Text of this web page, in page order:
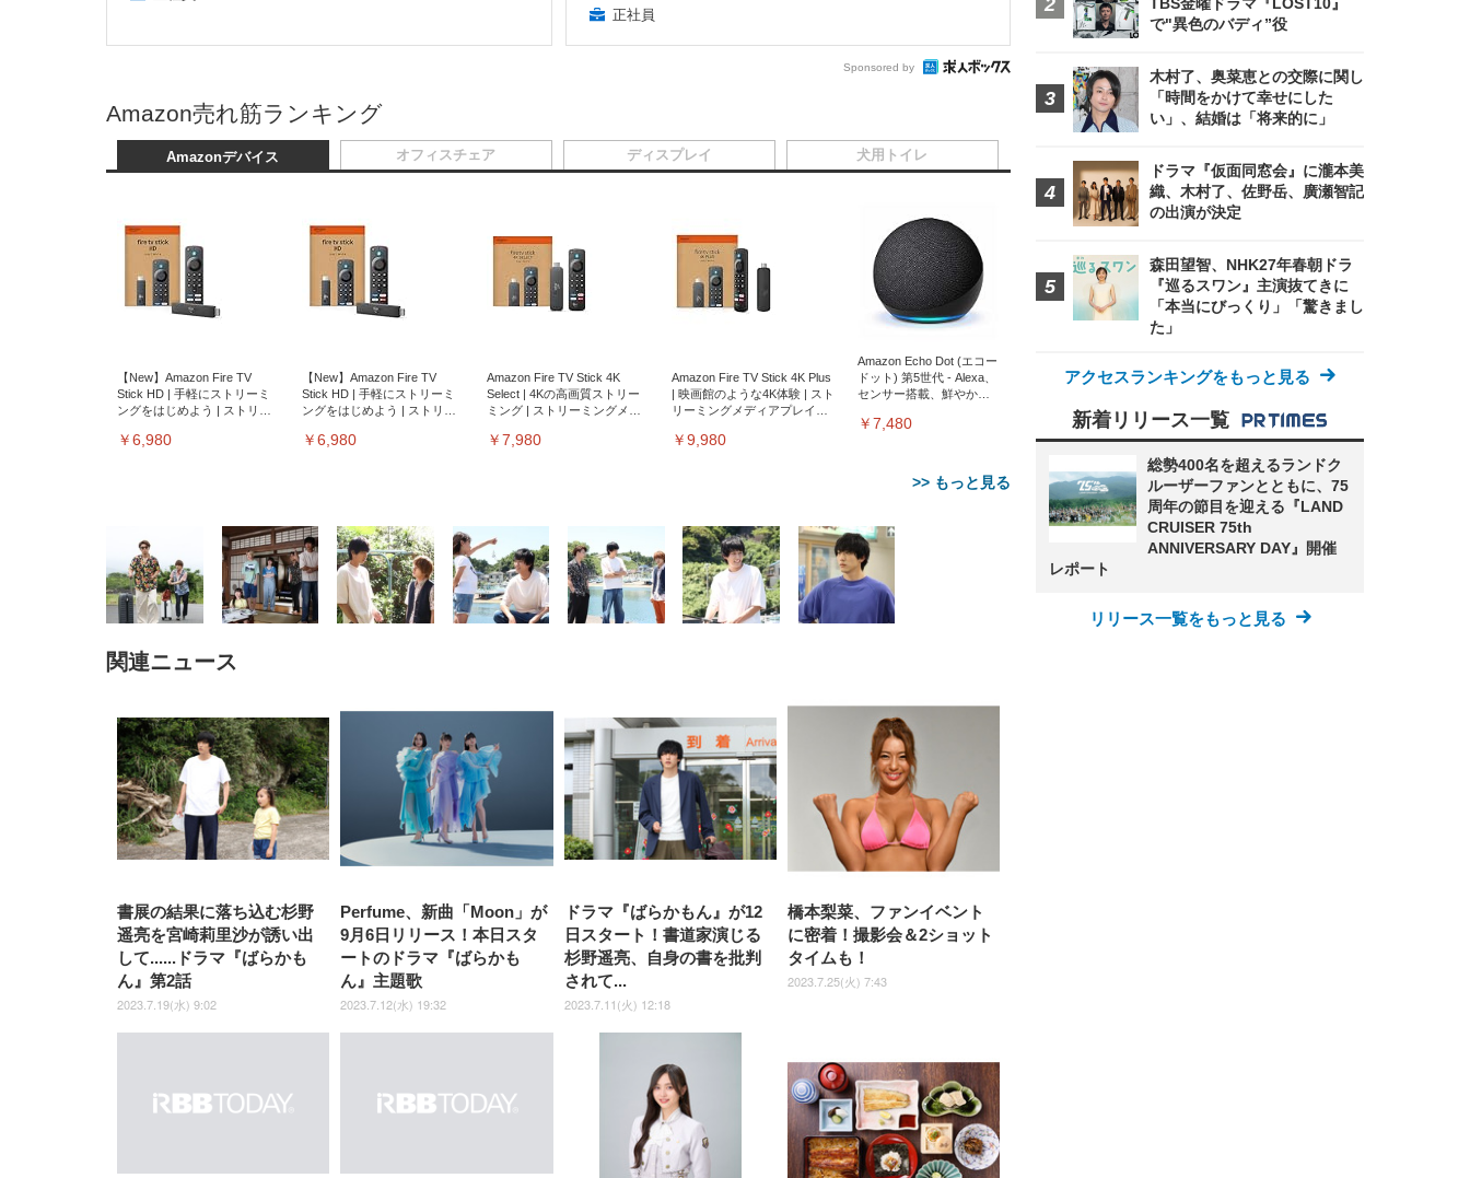
正社員
Sponsored by
Amazon売れ筋ランキング
Amazonデバイス
【New】Amazon Fire TV
Stick HD | 手軽にストリーミ
ングをはじめよう | ストリー
￥6,980
【New】Amazon Fire TV
Stick HD | 手軽にストリーミ
ングをはじめよう | ストリー
￥6,980
Amazon Fire TV Stick 4K
Select | 4Kの高画質ストリー
ミング | ストリーミングメデ
￥7,980
Amazon Fire TV Stick 4K Plus
| 映画館のような4K体験 | スト
リーミングメディアプレイヤ
￥9,980
Amazon Echo Dot (エコー
ドット) 第5世代 - Alexa、
センサー搭載、鮮やかな
￥7,480
>> もっと見る
オフィスチェア
子 テレワーク 疲れない 跳ね
上げ式アームレスト コンパク
ト 約105度ロッキング pc 事務
椅子 360度回転 座面昇降 強化
ナイロン樹脂ベース 通気性メ
ッシュ 在宅ワーク H-
WY01(黒網+黒枠+黒足)
￥5,699
／デスクチェア メッシュチェ
ア 人間工学 疲れない ブラッ
ク
￥27,999
チェア 疲れない テレワーク
チェア 強化バックレスト 30
度ロッキング機能 人間工学 椅
子 腰サポート 90度跳ね上げ
式アームレスト 3Dヘッドレス
ト ハンガー付き 高反発クッシ
ョン PCチェア 通気性メッシ
ュ ゲーミング/勉強/事務用 お
しゃれ パソコンチェア (ブラ
ック)
￥7,680
チェア 疲れない テレワーク
チェア 強化バックレスト 30度
ロッキング機能 人間工学 椅子
腰サポート 90度跳ね上げ式ア
ームレスト 3Dヘッドレスト
ハンガー付き 高反発クッショ
ン PCチェア 通気性メッシュ
ゲーミング/勉強/事務用 おし
ゃれ パソコンチェア (ホワイ
ト)
￥7,680
ア デスクチェア 肘なし メ
ッシュ 通気性 ランバーサ
ポート付き 腰サポート ガ
ス圧無段階昇降 360度回
転 キャスター付き コンパ
クト 幅52×奥行58.5×高さ
84～96cm テレワーク 在
宅勤務 ブラック
￥4,139
ディスプレイ
EV3240X-WT | 31.5型4K
UHD・USB Type-C・ホワイ
ト
￥105,595
EV2740X-WT | 27.0型4K
UHD・USB Type-C・ホワイ
ト
￥109,572 ￥49,979
ニター フル
HD（1920×1080）VA 非光
沢 HDMI/DisplayPort/VGA
スピーカー内蔵 高さ調整 ス
イベル VESA対応
ComfortView ビジネス向け
￥15,800
GRAPHT THE SHOOTER
Gaming Monitor 24” Essential ゲ
ーミングモニター QD 24.5インチ
1ms FHD 量子ドット 残像低減 (3
年保証 | 輝点保証 | 日本メーカー)
￥34,980
犬用トイレ
ーツ 薄型 レギュラー 1回使い
捨て 無香料 ホワイト 300枚
￥3,373
ーツ 厚型 ワイド 42枚x2袋(84
枚) ホワイト(吸収面:ライトブ
ルー)
￥3,234
ツ L 中型犬用 26枚入り 単品
￥1,800
ック) 【Amazon.co.jp限定】
Smart Basic アイリスオーヤマ
ペットシーツ 超厚型 お徳用
ワイド 100枚入 (x 1) (ケース
販売)
￥3,670
シーツ 超厚型 お徳用 レギ
ュラー 200枚入
【Amazon.co.jp限定】
￥3,731
関連ニュース
書展の結果に落ち込む杉野
遥亮を宮崎莉里沙が誘い出
して......ドラマ『ばらかも
ん』第2話
2023.7.19(水) 9:02
Perfume、新曲「Moon」が
9月6日リリース！本日スタ
ートのドラマ『ばらかも
ん』主題歌
2023.7.12(水) 19:32
ドラマ『ばらかもん』が12
日スタート！書道家演じる
杉野遥亮、自身の書を批判
されて...
2023.7.11(火) 12:18
橋本梨菜、ファンイベント
に密着！撮影会＆2ショット
タイムも！
2023.7.25(火) 7:43
で"異色のバディ”役
木村了、奥菜恵との交際に関し
「時間をかけて幸せにした
い」、結婚は「将来的に」
ドラマ『仮面同窓会』に瀧本美
織、木村了、佐野岳、廣瀬智記
の出演が決定
森田望智、NHK27年春朝ドラ
『巡るスワン』主演抜てきに
「本当にびっくり」「驚きまし
た」
アクセスランキングをもっと見る
新着リリース一覧
総勢400名を超えるランドク
ルーザーファンとともに、75
周年の節目を迎える『LAND
CRUISER 75th
ANNIVERSARY DAY』開催
レポート
リリース一覧をもっと見る